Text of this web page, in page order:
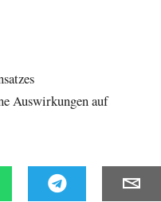
Auswirkungen auf